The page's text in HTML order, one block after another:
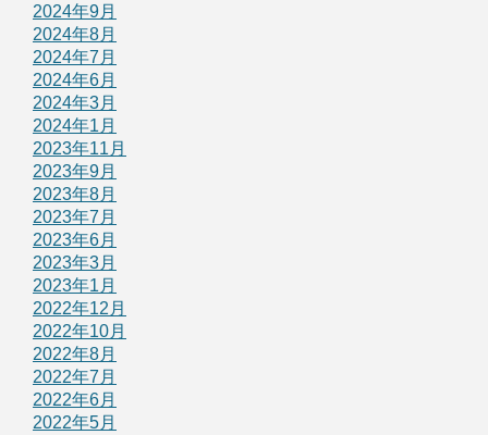
2024年9月
2024年8月
2024年7月
2024年6月
2024年3月
2024年1月
2023年11月
2023年9月
2023年8月
2023年7月
2023年6月
2023年3月
2023年1月
2022年12月
2022年10月
2022年8月
2022年7月
2022年6月
2022年5月